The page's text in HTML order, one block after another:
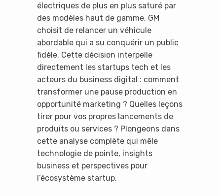
électriques de plus en plus saturé par
des modèles haut de gamme, GM
choisit de relancer un véhicule
abordable qui a su conquérir un public
fidèle. Cette décision interpelle
directement les startups tech et les
acteurs du business digital : comment
transformer une pause production en
opportunité marketing ? Quelles leçons
tirer pour vos propres lancements de
produits ou services ? Plongeons dans
cette analyse complète qui mêle
technologie de pointe, insights
business et perspectives pour
l’écosystème startup.